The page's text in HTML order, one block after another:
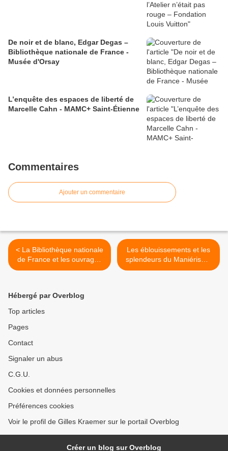
De noir et de blanc, Edgar Degas –
Bibliothèque nationale de France -
Musée d'Orsay
L’enquête des espaces de liberté de
Marcelle Cahn - MAMC+ Saint-Étienne
Commentaires
Ajouter un commentaire
< La Bibliothèque nationale
de France et les ouvrages
de la Réserve des livres
Les éblouissements et les
splendeurs du Maniérisme
de la Prague impériale :
Hébergé par Overblog
Top articles
Pages
Contact
Signaler un abus
C.G.U.
Cookies et données personnelles
Préférences cookies
Voir le profil de Gilles Kraemer sur le portail Overblog
Créer un blog sur Overblog